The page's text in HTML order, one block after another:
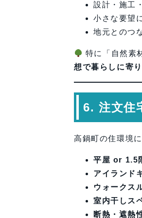
設計・施工
小さな要望
地元とのつ
特に「自然素
想で暮らしに寄
6. 注文住
高鍋町の住環境
平屋 or 1.5
アイランド
ウォークス
室内干しス
断熱・遮熱